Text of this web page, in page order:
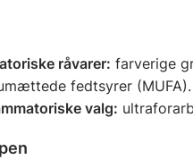
råvarer: farverige
fedtsyrer (MUFA).
valg: